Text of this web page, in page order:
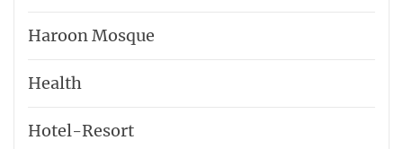
Haroon Mosque
Health
Hotel-​Resort